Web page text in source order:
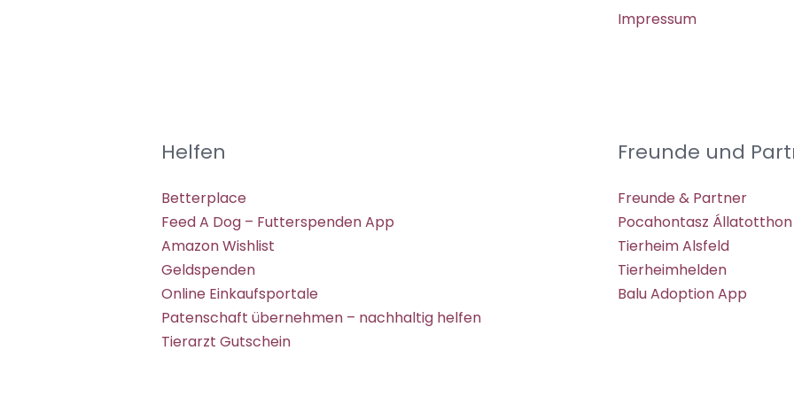
Impressum
Helfen
Betterplace
Feed A Dog – Futterspenden App
Amazon Wishlist
Geldspenden
Online Einkaufsportale
Patenschaft übernehmen – nachhaltig helfen
Tierarzt Gutschein
Freunde und
Freunde & Partner
Pocahontasz Állatotthon
Tierheim Alsfeld
Tierheimhelden
Balu Adoption App